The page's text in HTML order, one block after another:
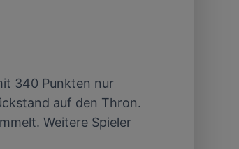
340 Punkten nur
auf den Thron.
Weitere Spieler